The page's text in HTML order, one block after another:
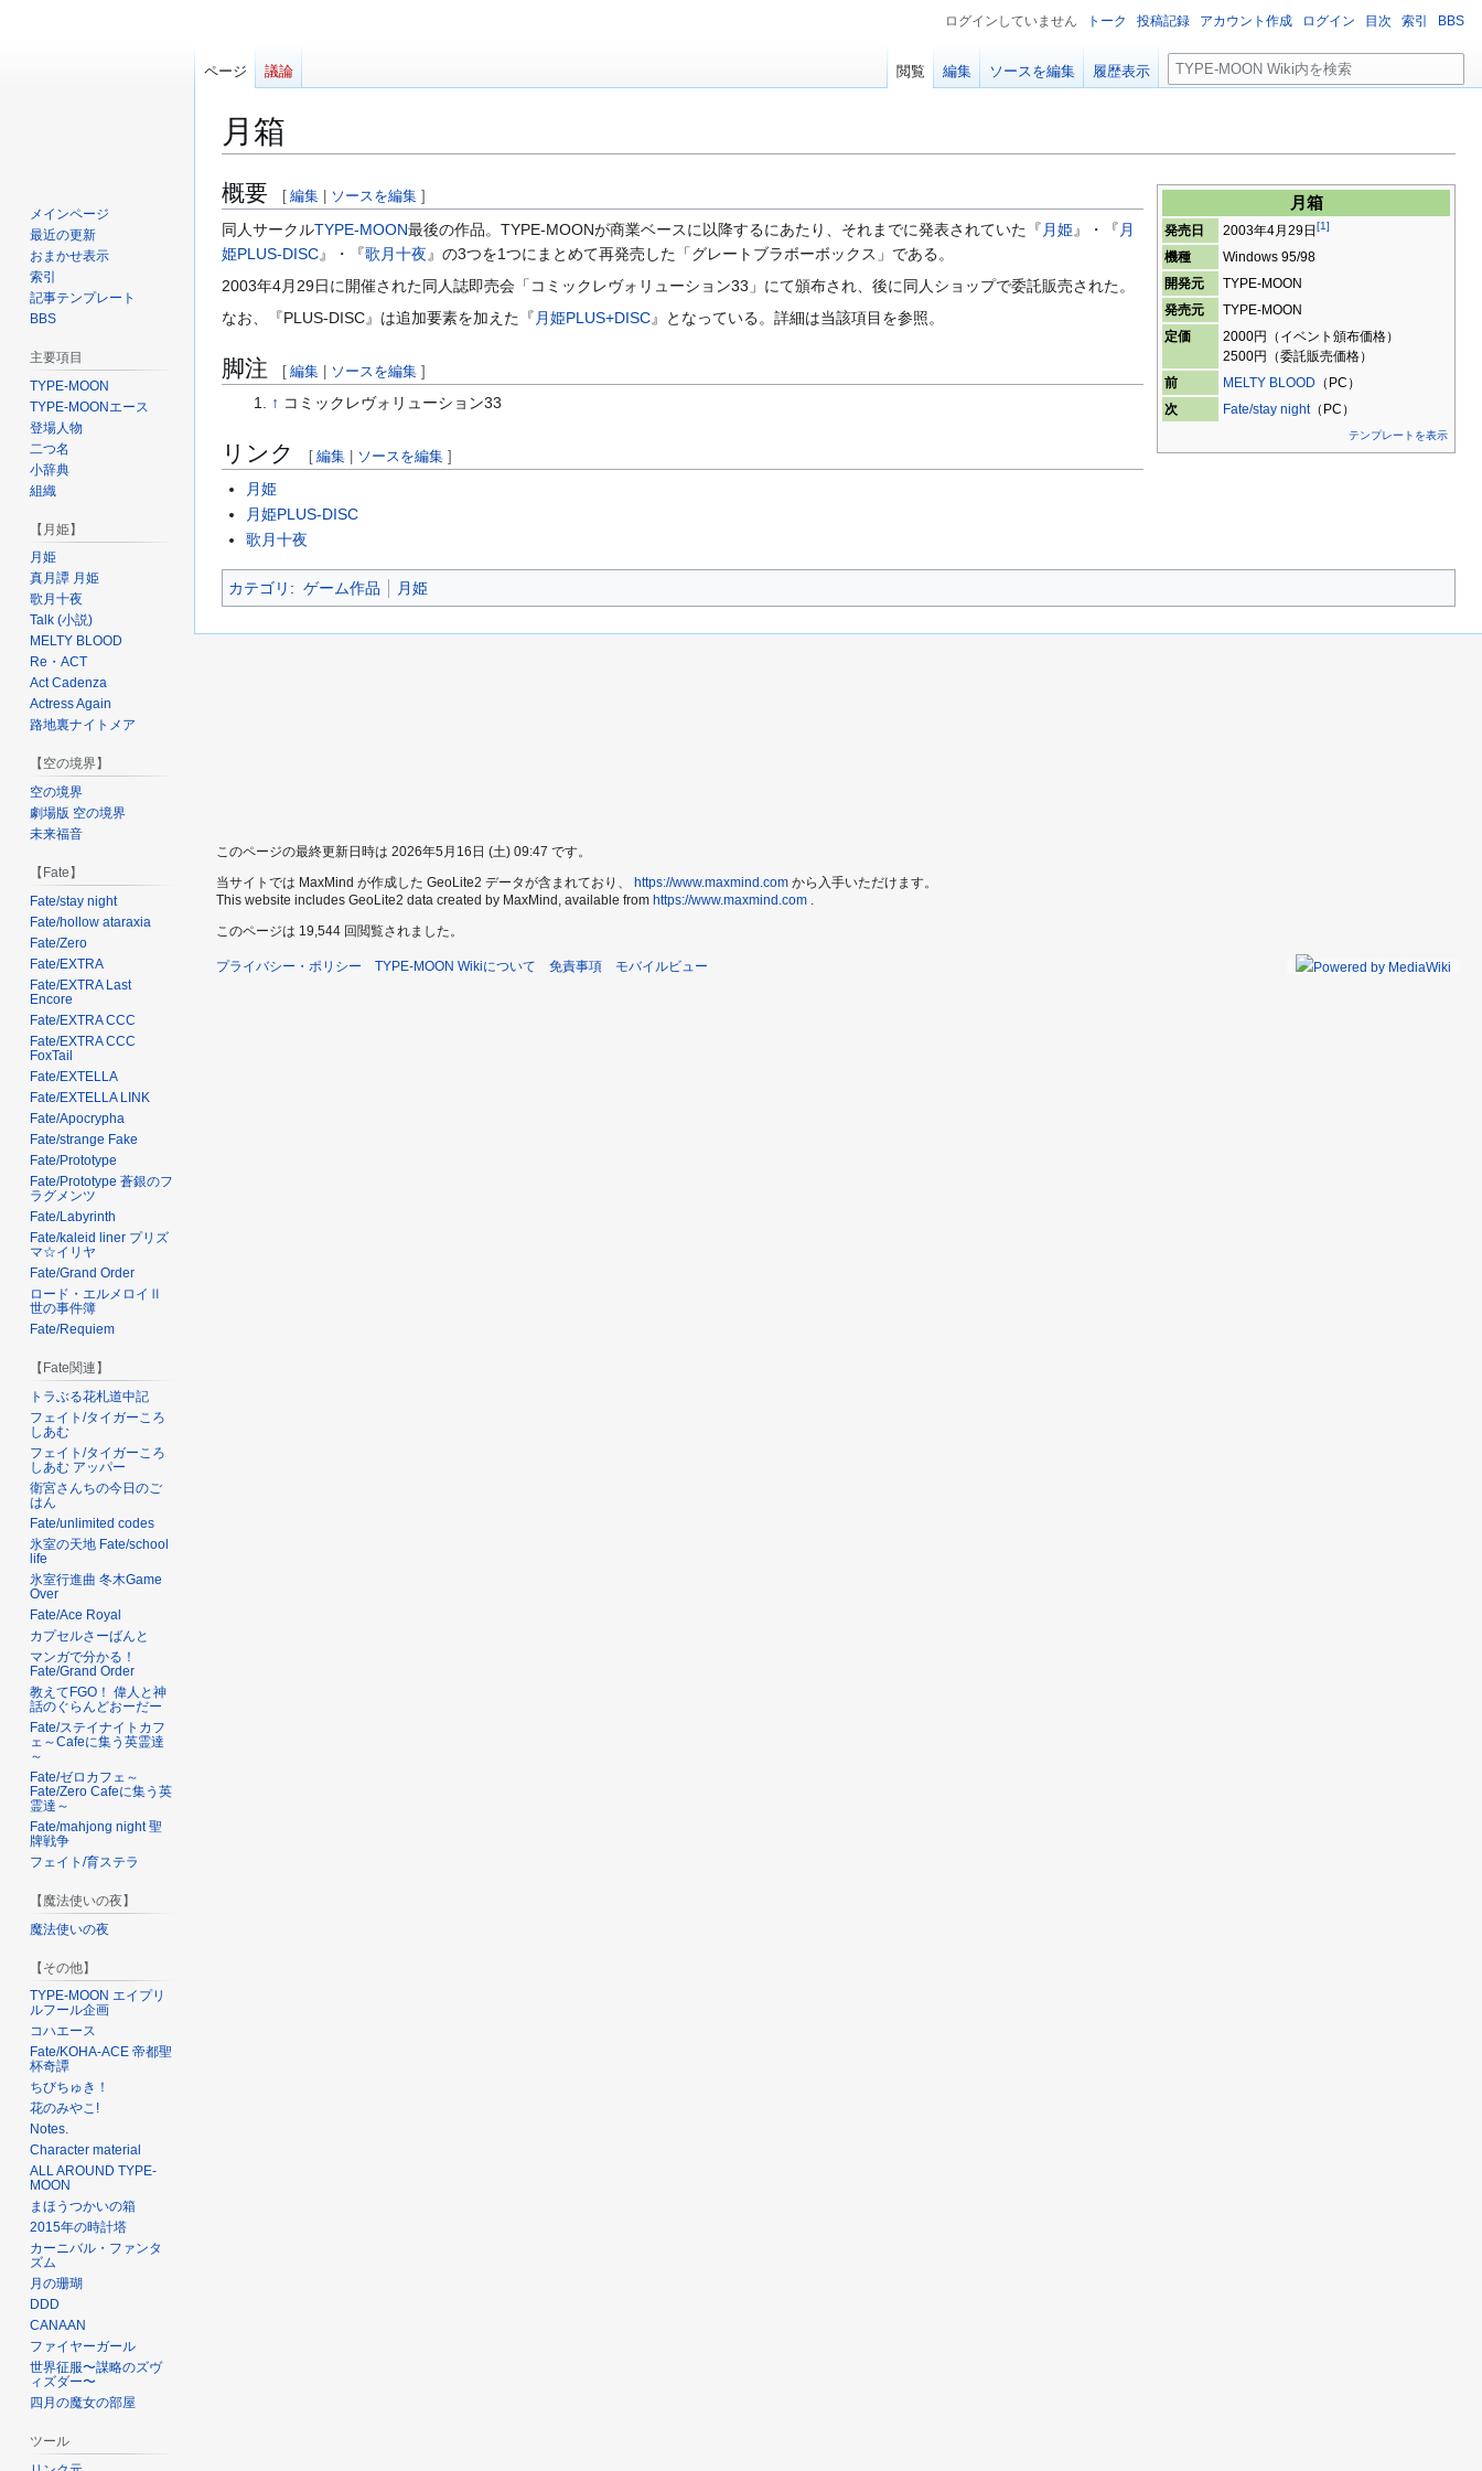
月箱
ナ
ビ
ゲ
ー
シ
ョ
に
移
検
索
に
移
動
月箱
発売日 2003年4月29日[1]
機種
Windows 95/98
開発元
TYPE-MOON
発売元
TYPE-MOON
定価
2000円（イベント頒布価格）
2500円（委託販売価格）
前
MELTY BLOOD （PC）
次
Fate/stay night（PC）
テンプレートを表示
概要 [ 編集 ソースを編集 ]
同人サークルTYPE-MOON最後の作品。TYPE-MOONが商業ベースに以降するにあたり、それまでに発表されていた『 月姫』・『 月
姫PLUS-DISC』・『歌月十夜 』の3つを1つにまとめて再発売した「グレートブラボーボックス」である。
2003年4月29日に開催された同人誌即売会「コミックレヴォリューション33」にて頒布され、後に同人ショップで委託販売された。
なお、『PLUS-DISC』は追加要素を加えた『 月姫PLUS+DISC』となっている。詳細は当該項目を参照。
脚注 [ 編集 ソースを編集 ]
↑ コミックレヴォリューション33
リンク [ 編集 ソースを編集 ]
月姫
月姫PLUS-DISC
歌月十夜
カテゴリ : ゲーム作品 月姫
ログインしていません トーク 投稿記録 アカウント作成 ログイン 目次 索引 BBS
ページ 議論 閲覧 編集 ソースを編集 履歴表示
検
索
メインページ
最近の更新
おまかせ表示
索引
記事テンプレート
BBS
主要項目
TYPE-MOON
TYPE-MOONエース
登場人物
二つ名
小辞典
組織
【月姫】
月姫
真月譚 月姫
歌月十夜
Talk (小説)
MELTY BLOOD
Re・ACT
Act Cadenza
Actress Again
路地裏ナイトメア
【空の境界】
空の境界
劇場版 空の境界
未来福音
【Fate】
Fate/stay night
Fate/hollow ataraxia
Fate/Zero
Fate/EXTRA
Fate/EXTRA Last
Encore
Fate/EXTRA CCC
Fate/EXTRA CCC
FoxTail
Fate/EXTELLA
Fate/EXTELLA LINK
Fate/Apocrypha
Fate/strange Fake
Fate/Prototype
Fate/Prototype 蒼銀のフ
ラグメンツ
Fate/Labyrinth
Fate/kaleid liner プリズ
マ☆イリヤ
Fate/Grand Order
ロード・エルメロイⅡ
世の事件簿
Fate/Requiem
【Fate関連】
トラぶる花札道中記
フェイト/タイガーころ
しあむ
フェイト/タイガーころ
しあむ アッパー
衛宮さんちの今日のご
はん
Fate/unlimited codes
氷室の天地 Fate/school
life
氷室行進曲 冬木Game
Over
Fate/Ace Royal
カプセルさーばんと
マンガで分かる！
Fate/Grand Order
教えてFGO！ 偉人と神
話のぐらんどおーだー
Fate/ステイナイトカフ
ェ～Cafeに集う英霊達
～
Fate/ゼロカフェ～
Fate/Zero Cafeに集う英
霊達～
Fate/mahjong night 聖
牌戦争
フェイト/育ステラ
【魔法使いの夜】
魔法使いの夜
【その他】
TYPE-MOON エイプリ
ルフール企画
コハエース
Fate/KOHA-ACE 帝都聖
杯奇譚
ちびちゅき！
花のみやこ!
Notes.
Character material
ALL AROUND TYPE-
MOON
まほうつかいの箱
2015年の時計塔
カーニバル・ファンタ
ズム
月の珊瑚
DDD
CANAAN
ファイヤーガール
世界征服〜謀略のズヴ
ィズダー〜
四月の魔女の部屋
ツール
このページの最終更新日時は 2026年5月16日 (土) 09:47 です。
当サイトでは MaxMind が作成した GeoLite2 データが含まれており、 https://www.maxmind.com から入手いただけます。
This website includes GeoLite2 data created by MaxMind, available from https://www.maxmind.com
このページは 19,544 回閲覧されました。
プライバシー・ポリシー TYPE-MOON Wikiについて 免責事項 モバイルビュー